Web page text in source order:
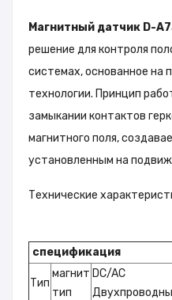
Магнитный датчик D-
решение для контроля
системах, основанное на
технологии. Принцип
замыкании контактов
магнитного поля,
установленным на
Технические
спецификация
Тип
магнит
тип
DC/AC